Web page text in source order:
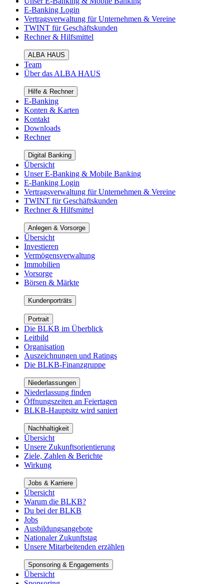
E-Banking Login
Vertragsverwaltung für Unternehmen & Vereine
TWINT für Geschäftskunden
Rechner & Hilfsmittel
ALBA HAUS
Team
Über das ALBA HAUS
Hilfe & Rechner
E-Banking
Konten & Karten
Kontakt
Downloads
Rechner
Digital Banking
Übersicht
Unser E-Banking & Mobile Banking
E-Banking Login
Vertragsverwaltung für Unternehmen & Vereine
TWINT für Geschäftskunden
Rechner & Hilfsmittel
Anlegen & Vorsorge
Übersicht
Investieren
Vermögensverwaltung
Immobilien
Vorsorge
Börsen & Märkte
Kundenporträts
Portrait
Die BLKB im Überblick
Leitbild
Organisation
Auszeichnungen und Ratings
Die BLKB-Finanzgruppe
Niederlassungen
Niederlassung finden
Öffnungszeiten an Feiertagen
BLKB-Hauptsitz wird saniert
Nachhaltigkeit
Übersicht
Unsere Zukunftsorientierung
Ziele, Zahlen & Berichte
Wirkung
Jobs & Karriere
Übersicht
Warum die BLKB?
Du bei der BLKB
Jobs
Ausbildungsangebote
Nationaler Zukunftstag
Unsere Mitarbeitenden erzählen
Sponsoring & Engagements
Übersicht